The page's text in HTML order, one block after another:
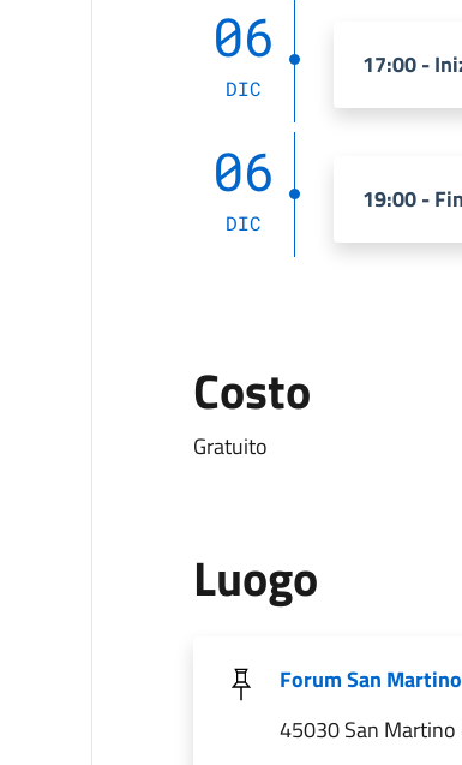
06
DIC
17:00 -
06
DIC
19:00 -
Costo
Gratuito
Luogo
Forum San Martino
45030 San Martino